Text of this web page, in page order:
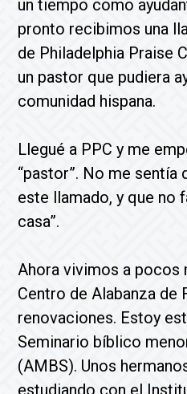
un tiempo como
pronto recibimos una
de Philadelphia Praise
un pastor que pudiera
comunidad hispana.
Llegué a PPC y me
“pastor”. No me sentía
este llamado, y que no
casa”.
Ahora vivimos a pocos
Centro de Alabanza de
renovaciones. Estoy
Seminario bíblico
(AMBS). Unos
estudiando con el